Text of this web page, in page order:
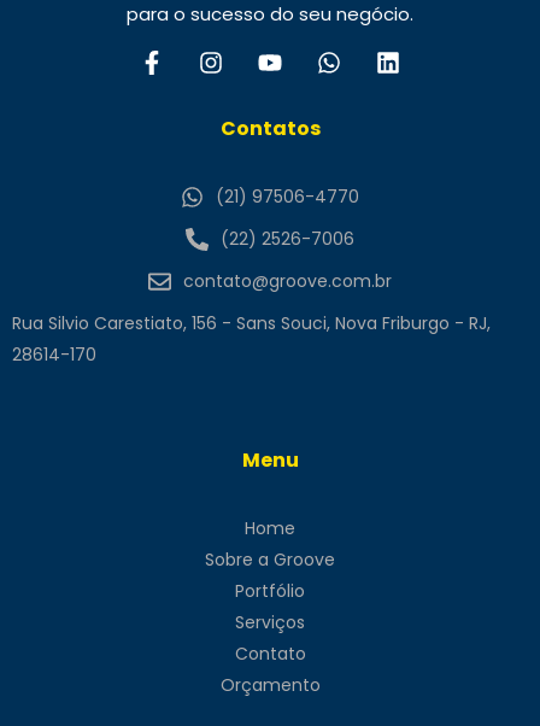
para o sucesso do seu negócio.
Contatos
(21) 97506-4770
(22) 2526-7006
contato@groove.com.br
Rua Silvio Carestiato, 156 - Sans Souci, Nova Friburgo - RJ,
28614-170
Menu
Home
Sobre a Groove
Portfólio
Serviços
Contato
Orçamento